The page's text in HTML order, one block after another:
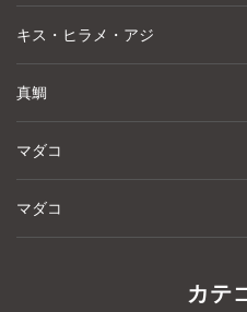
キス・ヒラメ・アジ
真鯛
マダコ
マダコ
カテ